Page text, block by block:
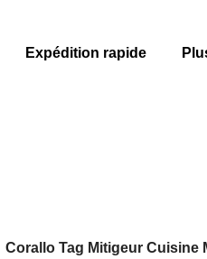
Expédition rapide
Corallo Tag Mitigeur Cuisine